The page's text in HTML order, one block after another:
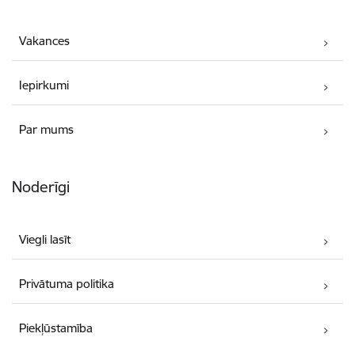
Vakances
Iepirkumi
Par mums
Noderīgi
Viegli lasīt
Privātuma politika
Piekļūstamība